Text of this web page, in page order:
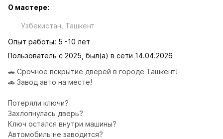
О мастере:
Узбекистан, Ташкент
Опыт работы: 5 -10 лет
Пользователь с 2025, был(а) в сети 14.04.2026
🚗 Срочное вскрытие дверей в городе Ташкент!
🚗 Завод авто на месте!
Потеряли ключи?
Захлопнулась дверь?
Ключ остался внутри машины?
Автомобиль не заводится?